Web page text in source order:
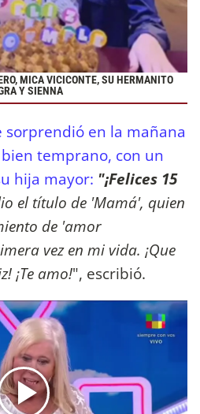
MICA VICICONTE, SU HERMANITO
Y SIENNA
sorprendió en la mañana
temprano, con un
hija mayor: "¡Felices 15
el título de 'Mamá', quien
de 'amor
vez en mi vida. ¡Que
¡Te amo!", escribió.